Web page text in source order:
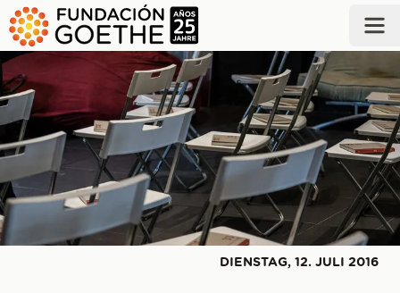
ZUM HAUPTINHALT SPRINGEN
DIENSTAG, 12. JULI 2016